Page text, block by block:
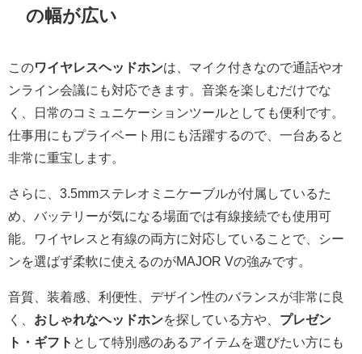
の幅が広い
このワイヤレスヘッドホンは、マイク付きなので通話やオ
ンライン会議にも対応できます。音楽を楽しむだけでな
く、日常のコミュニケーションツールとしても便利です。
仕事用にもプライベート用にも活躍するので、一台あると
非常に重宝します。
さらに、3.5mmステレオミニケーブルが付属しているた
め、バッテリーが気になる場面では有線接続でも使用可
能。ワイヤレスと有線の両方に対応していることで、シー
ンを選ばず柔軟に使えるのがMAJOR Vの強みです。
音質、装着感、利便性、デザイン性のバランスが非常に良
く、 おしゃれなヘッドホンを探している方や、 プレゼン
ト・ギフト として特別感のあるアイテムを選びたい方にも